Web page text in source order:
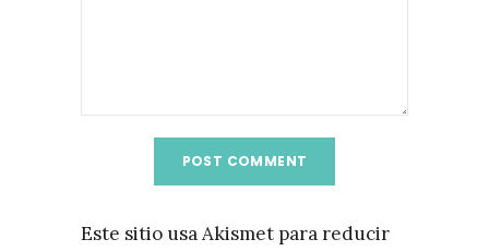
Este sitio usa Akismet para reducir